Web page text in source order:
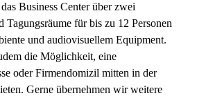
Business Center über zwei
für bis zu 12 Personen
und audiovisuellem Equipment.
die Möglichkeit, eine
oder Firmendomizil mitten in der
Gerne übernehmen wir weitere